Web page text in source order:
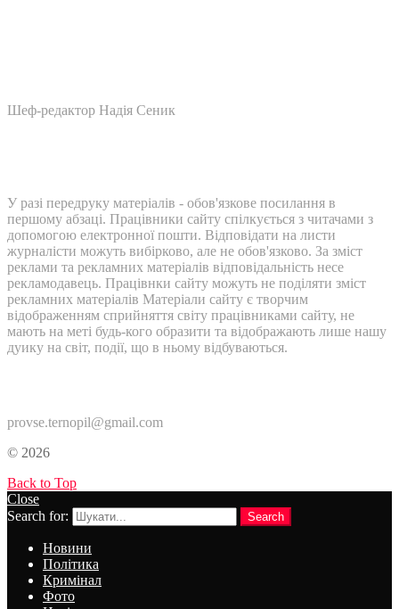
Шеф-редактор Надія Сеник
У разі передруку матеріалів - обов'язкове посилання в
першому абзаці. Працівники сайту спілкується з читачами з
допомогою електронної пошти. Відповідати на листи
журналісти можуть вибірково, але не обов'язково. За зміст
реклами та рекламних матеріалів відповідальність несе
рекламодавець. Працівнки сайту можуть не поділяти зміст
рекламних матеріалів Матеріали сайту є творчим
відображенням сприйняття світу працівниками сайту, не
мають на меті будь-кого образити та відображають лише нашу
дуику на світ, події, що в ньому відбуваються.
provse.ternopil@gmail.com
© 2026
Back to Top
Close
Search for:
Search
Новини
Політика
Кримінал
Фото